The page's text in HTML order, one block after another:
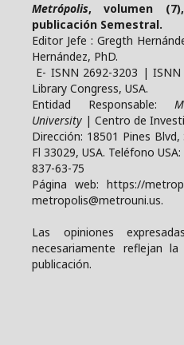
Metrópolis, volumen
publicación Semestral.
Editor Jefe : Gregth
Hernández, PhD.
E- ISNN 2692-3203 |
Library Congress, USA.
Entidad Responsable:
University | Centro de
Dirección: 18501 Pines
Fl 33029, USA. Teléfono
837-63-75
Página web: https://
metropolis@metrouni.us.
Las opiniones
necesariamente reflejan
publicación.